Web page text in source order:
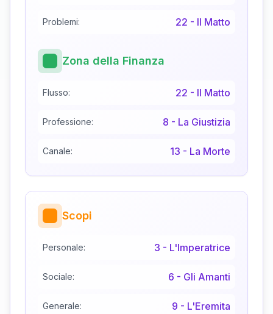
Problemi: 22 - Il Matto
Zona della Finanza
Flusso: 22 - Il Matto
Professione: 8 - La Giustizia
Canale: 13 - La Morte
Scopi
Personale: 3 - L'Imperatrice
Sociale: 6 - Gli Amanti
Generale: 9 - L'Eremita